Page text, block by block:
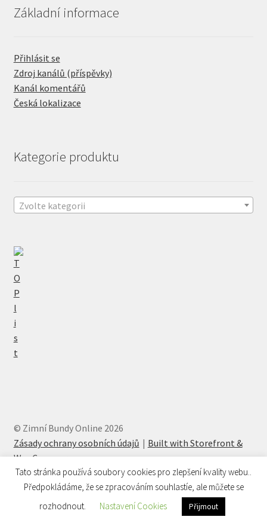
Základní informace
Přihlásit se
Zdroj kanálů (příspěvky)
Kanál komentářů
Česká lokalizace
Kategorie produktu
Zvolte kategorii
© Zimní Bundy Online 2026
Zásady ochrany osobních údajů
Built with Storefront &
WooCommerce.
Tato stránka používá soubory cookies pro zlepšení kvality webu..
Předpokládáme, že se zpracováním souhlastíe, ale můžete se
rozhodnout.
Nastavení Cookies Přijmout